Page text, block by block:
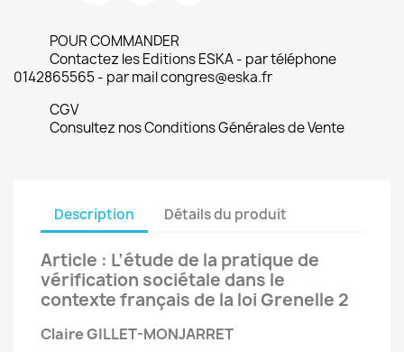
POUR COMMANDER
Contactez les Editions ESKA - par téléphone
0142865565 - par mail congres@eska.fr
CGV
Consultez nos Conditions Générales de Vente
Description Détails du produit
Article : L’étude de la pratique de
vérification sociétale dans le
contexte français de la loi Grenelle 2
Claire GILLET-MONJARRET